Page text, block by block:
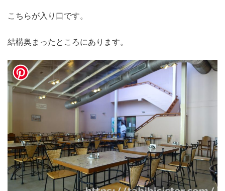
こちらが入り口です。
結構奥まったところにあります。